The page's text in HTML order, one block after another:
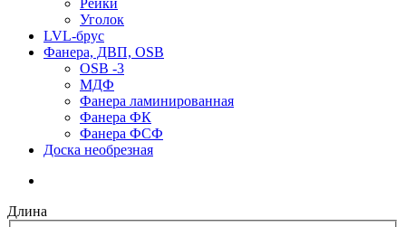
Уголок
LVL-брус
Фанера, ДВП, OSB
OSB -3
МДФ
Фанера ламинированная
Фанера ФК
Фанера ФСФ
Доска необрезная
Длина